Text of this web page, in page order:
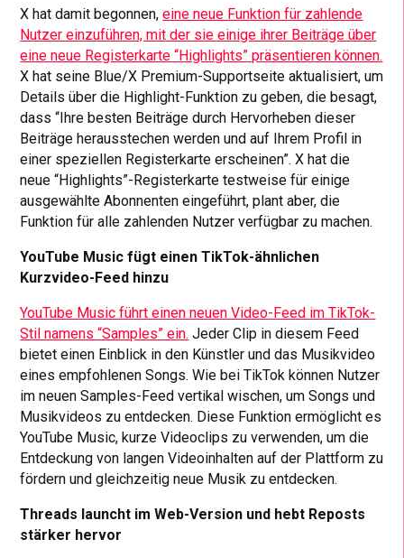
X hat damit begonnen,eine neue Funktion für zahlende
Nutzer einzuführen, mit der sie einige ihrer Beiträge über
eine neue Registerkarte “Highlights” präsentieren können.
X hat seine Blue/X Premium-Supportseite aktualisiert, um
Details über die Highlight-Funktion zu geben, die besagt,
dass “Ihre besten Beiträge durch Hervorheben dieser
Beiträge herausstechen werden und auf Ihrem Profil in
einer speziellen Registerkarte erscheinen”. X hat die
neue “Highlights”-Registerkarte testweise für einige
ausgewählte Abonnenten eingeführt, plant aber, die
Funktion für alle zahlenden Nutzer verfügbar zu machen.
YouTube Music fügt einen TikTok-ähnlichen
Kurzvideo-Feed hinzu
YouTube Music führt einen neuen Video-Feed im TikTok-
Stil namens “Samples” ein. Jeder Clip in diesem Feed
bietet einen Einblick in den Künstler und das Musikvideo
eines empfohlenen Songs. Wie bei TikTok können Nutzer
im neuen Samples-Feed vertikal wischen, um Songs und
Musikvideos zu entdecken. Diese Funktion ermöglicht es
YouTube Music, kurze Videoclips zu verwenden, um die
Entdeckung von langen Videoinhalten auf der Plattform zu
fördern und gleichzeitig neue Musik zu entdecken.
Threads launcht im Web-Version und hebt Reposts
stärker hervor